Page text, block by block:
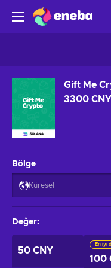
Gift Me
3300
Bölge
Küresel
Değer:
50 CNY
En iyi
100